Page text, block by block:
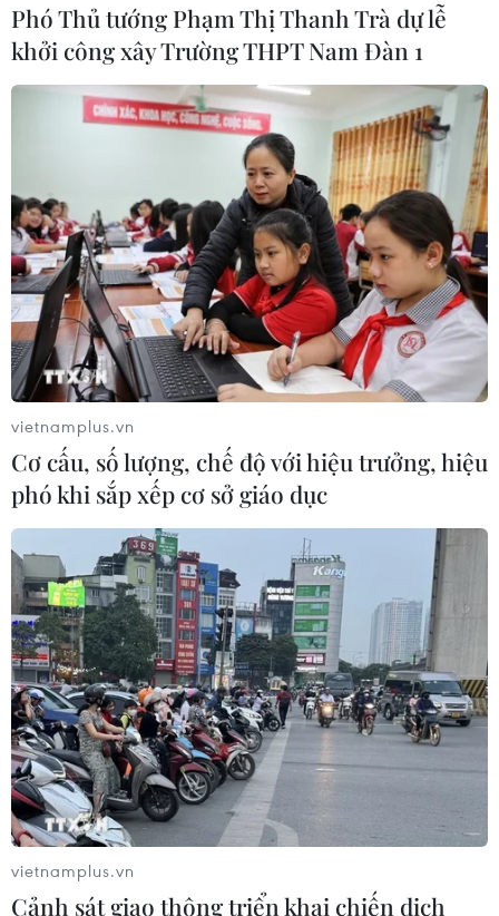
Phó Thủ tướng Phạm Thị Thanh Trà dự lễ
khởi công xây Trường THPT Nam Đàn 1
vietnamplus.vn
Cơ cấu, số lượng, chế độ với hiệu trưởng, hiệu
phó khi sắp xếp cơ sở giáo dục
vietnamplus.vn
Cảnh sát giao thông triển khai chiến dịch